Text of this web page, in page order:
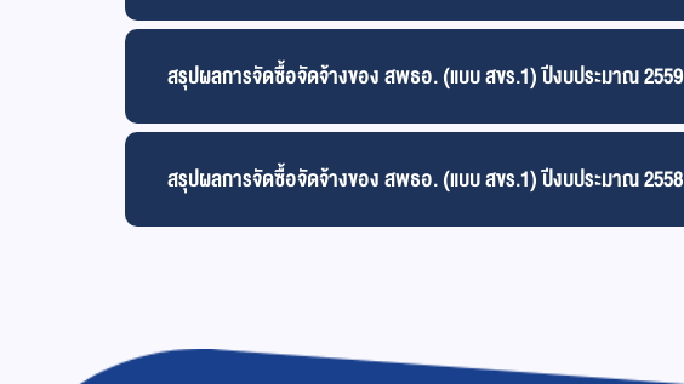
สรุปผลการจัดซื้อจัดจ้างของ สพธอ. (แบบ สขร.1) ปีงบประมาณ 2559
สรุปผลการจัดซื้อจัดจ้างของ สพธอ. (แบบ สขร.1) ปีงบประมาณ 2558